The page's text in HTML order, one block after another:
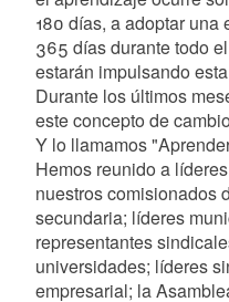
180 días, a adoptar
365 días durante todo
estarán impulsando
Durante los últimos
este concepto de
Y lo llamamos
Hemos reunido a
nuestros comisionados
secundaria; líderes
representantes
universidades; líderes
empresarial; la